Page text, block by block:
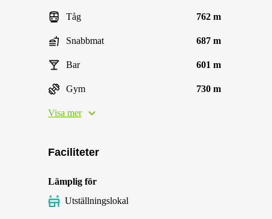
Tåg 762 m
Snabbmat 687 m
Bar 601 m
Gym 730 m
Visa mer
Faciliteter
Lämplig för
Utställningslokal